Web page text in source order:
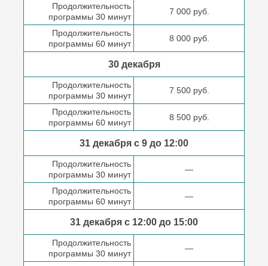
Продолжительность
программы 30 минут
7 000 руб.
Продолжительность
программы 60 минут
8 000 руб.
30 декабря
Продолжительность
программы 30 минут
7 500 руб.
Продолжительность
программы 60 минут
8 500 руб.
31 декабря с 9 до 12:00
Продолжительность
программы 30 минут
—
Продолжительность
программы 60 минут
—
31 декабря с 12:00 до 15:00
Продолжительность
программы 30 минут
—